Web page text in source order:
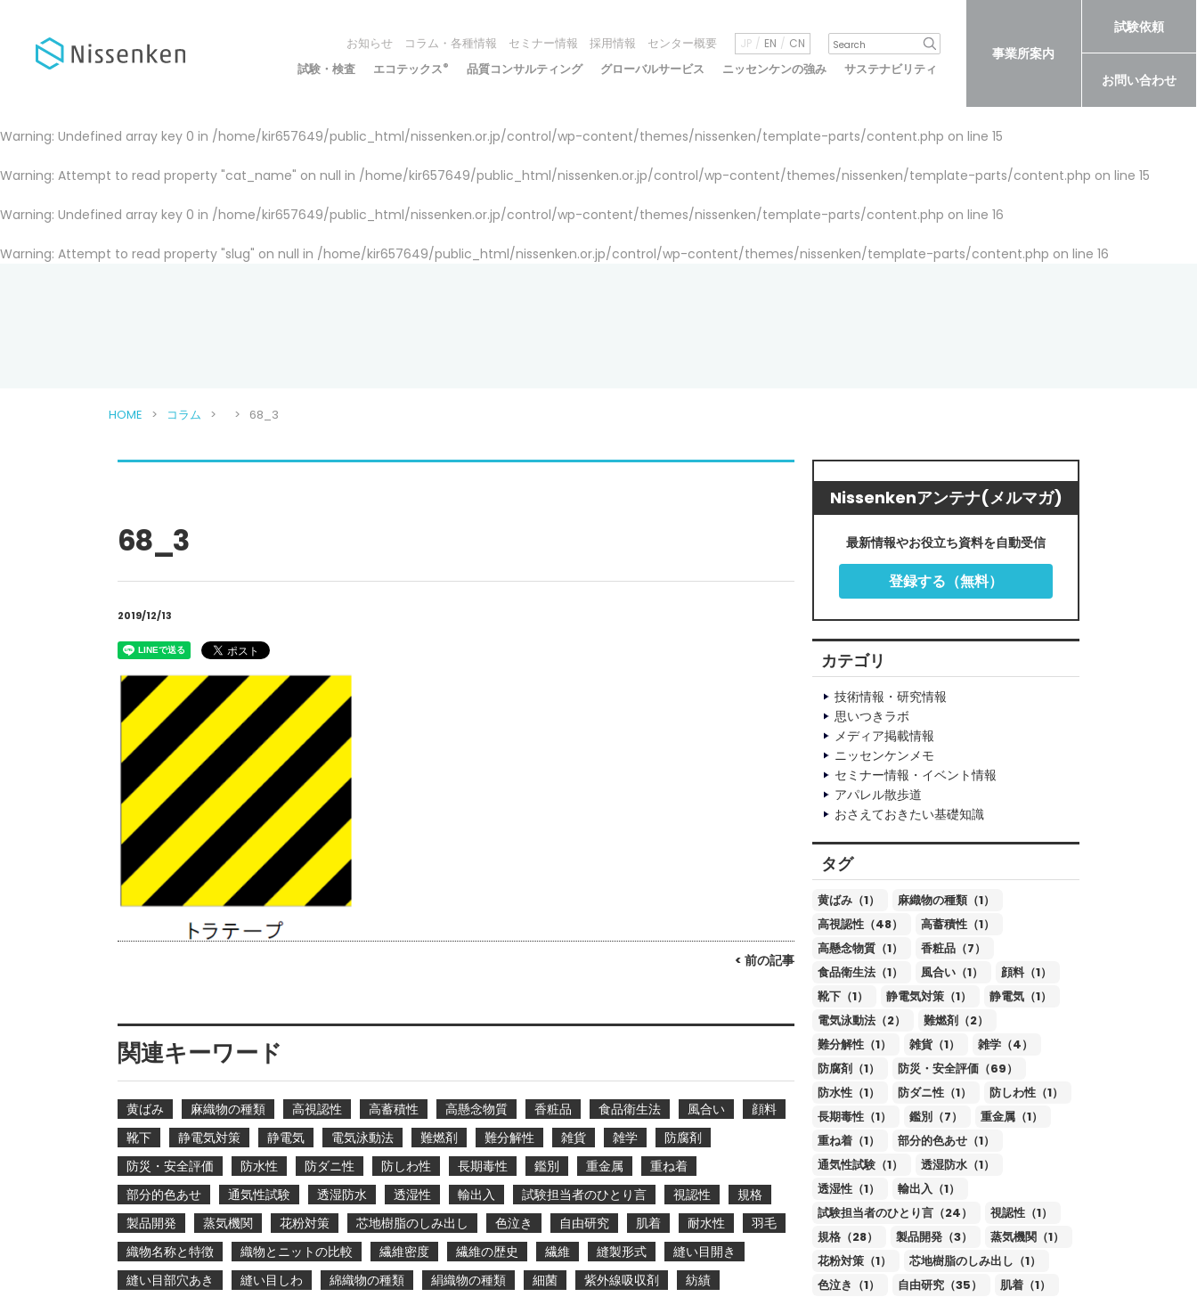
お知らせ コラム・各種情報 セミナー情報 採用情報 センター概要 JP EN CN
試験・検査 エコテックス® 品質コンサルティング グローバルサービス ニッセンケンの強み サステナビリティ
事業所案内
試験依頼
お問い合わせ
Warning: Undefined array key 0 in /home/kir657649/public_html/nissenken.or.jp/control/wp-content/themes/nissenken/template-parts/content.php on line 15
Warning: Attempt to read property "cat_name" on null in /home/kir657649/public_html/nissenken.or.jp/control/wp-content/themes/nissenken/template-parts/content.php on line 15
Warning: Undefined array key 0 in /home/kir657649/public_html/nissenken.or.jp/control/wp-content/themes/nissenken/template-parts/content.php on line 16
Warning: Attempt to read property "slug" on null in /home/kir657649/public_html/nissenken.or.jp/control/wp-content/themes/nissenken/template-parts/content.php on line 16
HOME コラム 68_3
68_3
2019/12/13
< 前の記事
関連キーワード
黄ばみ 麻織物の種類 高視認性 高蓄積性 高懸念物質 香粧品 食品衛生法 風合い
顔料
靴下
静電気対策 静電気 電気泳動法 難燃剤 難分解性 雑貨 雑学
防腐剤
防災・安全評価
防水性 防ダニ性 防しわ性 長期毒性 鑑別 重金属
重ね着
部分的色あせ
通気性試験 透湿防水 透湿性 輸出入 試験担当者のひとり言 視認性
規格
製品開発
蒸気機関 花粉対策 芯地樹脂のしみ出し 色泣き 自由研究 肌着 耐水性
羽毛
織物名称と特徴
織物とニットの比較 繊維密度 繊維の歴史 繊維 縫製形式
縫い目開き
縫い目部穴あき
縫い目しわ 綿織物の種類 絹織物の種類 細菌 紫外線吸収剤
紡績
Nissenkenアンテナ(メルマガ)
最新情報やお役立ち資料を自動受信
登録する（無料）
カテゴリ
技術情報・研究情報
思いつきラボ
メディア掲載情報
ニッセンケンメモ
セミナー情報・イベント情報
アパレル散歩道
おさえておきたい基礎知識
タグ
黄ばみ（1）
麻織物の種類（1）
高視認性（48）
高蓄積性（1）
高懸念物質（1）
香粧品（7）
食品衛生法（1）
風合い（1）
顔料（1）
靴下（1）
静電気対策（1）
静電気（1）
電気泳動法（2）
難燃剤（2）
難分解性（1）
雑貨（1）
雑学（4）
防腐剤（1）
防災・安全評価（69）
防水性（1）
防ダニ性（1）
防しわ性（1）
長期毒性（1）
鑑別（7）
重金属（1）
重ね着（1）
部分的色あせ（1）
通気性試験（1）
透湿防水（1）
透湿性（1）
輸出入（1）
試験担当者のひとり言（24）
視認性（1）
規格（28）
製品開発（3）
蒸気機関（1）
花粉対策（1）
芯地樹脂のしみ出し（1）
色泣き（1）
自由研究（35）
肌着（1）